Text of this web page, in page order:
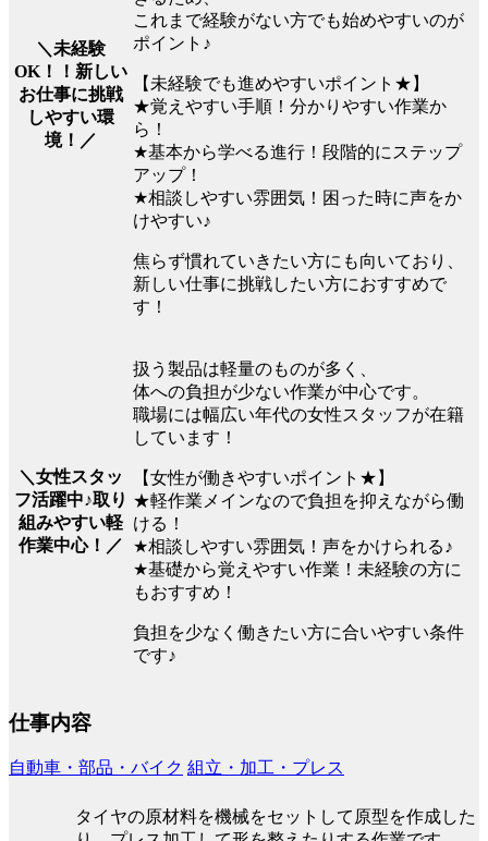
＼未経験
OK！！新しい
お仕事に挑戦
しやすい環
境！／
これまで経験がない方でも始めやすいのが
ポイント♪
【未経験でも進めやすいポイント★】
★覚えやすい手順！分かりやすい作業か
ら！
★基本から学べる進行！段階的にステップ
アップ！
★相談しやすい雰囲気！困った時に声をか
けやすい♪
焦らず慣れていきたい方にも向いており、
新しい仕事に挑戦したい方におすすめで
す！
＼女性スタッ
フ活躍中♪取り
組みやすい軽
作業中心！／
扱う製品は軽量のものが多く、
体への負担が少ない作業が中心です。
職場には幅広い年代の女性スタッフが在籍
しています！
【女性が働きやすいポイント★】
★軽作業メインなので負担を抑えながら働
ける！
★相談しやすい雰囲気！声をかけられる♪
★基礎から覚えやすい作業！未経験の方に
もおすすめ！
負担を少なく働きたい方に合いやすい条件
です♪
仕事内容
自動車・部品・バイク 組立・加工・プレス
タイヤの原材料を機械をセットして原型を作成した